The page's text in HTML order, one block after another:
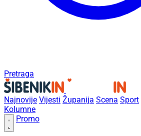
Pretraga
Najnovije Vijesti Županija Scena Sport
Kolumne
Promo